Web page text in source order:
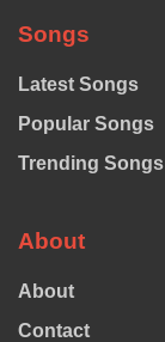
Songs
Latest Songs
Popular Songs
Trending Songs
About
About
Contact